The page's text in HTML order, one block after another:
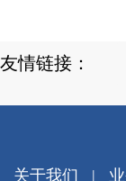
友情链接：
关于我们 |